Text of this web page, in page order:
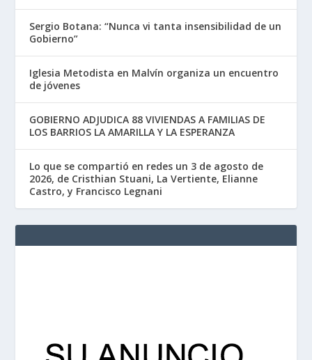
Sergio Botana: “Nunca vi tanta insensibilidad de un
Gobierno”
Iglesia Metodista en Malvín organiza un encuentro
de jóvenes
GOBIERNO ADJUDICA 88 VIVIENDAS A FAMILIAS DE
LOS BARRIOS LA AMARILLA Y LA ESPERANZA
Lo que se compartió en redes un 3 de agosto de
2026, de Cristhian Stuani, La Vertiente, Elianne
Castro, y Francisco Legnani